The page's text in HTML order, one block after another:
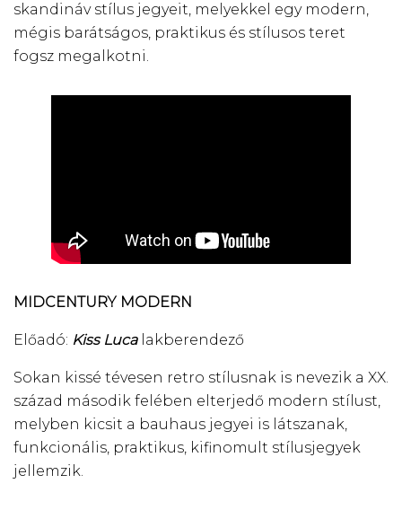
skandináv stílus jegyeit, melyekkel egy modern,
mégis barátságos, praktikus és stílusos teret
fogsz megalkotni.
MIDCENTURY MODERN
Előadó: Kiss Lucalakberendező
Sokan kissé tévesen retro stílusnak is nevezik a XX.
század második felében elterjedő modern stílust,
melyben kicsit a bauhaus jegyei is látszanak,
funkcionális, praktikus, kifinomult stílusjegyek
jellemzik.